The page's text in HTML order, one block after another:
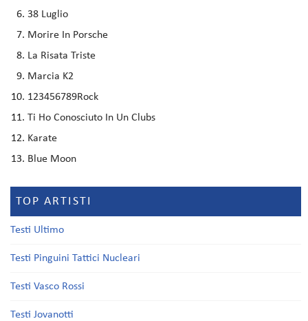
38 Luglio
Morire In Porsche
La Risata Triste
Marcia K2
123456789Rock
Ti Ho Conosciuto In Un Clubs
Karate
Blue Moon
TOP ARTISTI
Testi Ultimo
Testi Pinguini Tattici Nucleari
Testi Vasco Rossi
Testi Jovanotti